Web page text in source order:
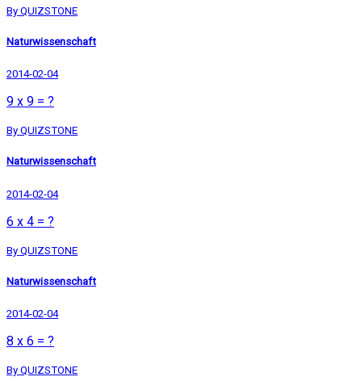
By QUIZSTONE
Naturwissenschaft
2014-02-04
9 x 9 = ?
By QUIZSTONE
Naturwissenschaft
2014-02-04
6 x 4 = ?
By QUIZSTONE
Naturwissenschaft
2014-02-04
8 x 6 = ?
By QUIZSTONE